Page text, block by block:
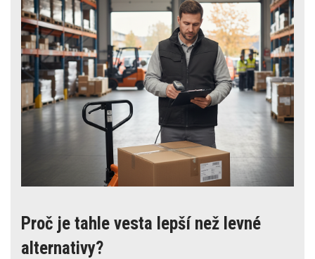
Proč je tahle vesta lepší než levné
alternativy?